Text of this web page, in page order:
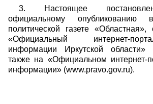
3.
Настоящее
официальному опубликованию
политической газете «Областная»,
«Официальный интернет-
информации Иркутской области»
также на «Официальном интернет-
информации» (www.pravo.gov.ru).